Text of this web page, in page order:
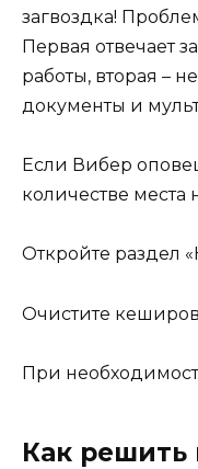
загвоздка!
Первая отвечает
работы, вторая –
документы и
Если Вибер
количестве места
Откройте раздел
Очистите
При
Как решить